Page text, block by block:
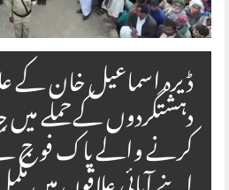
ڈیرہ اسماعیل خان کے
دہشتگردوں کےحملے
کرنے والے پاک فوج